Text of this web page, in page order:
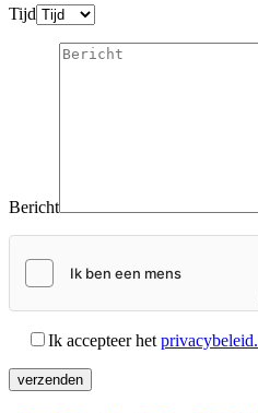
Tijd
Bericht
Ik accepteer het privacybeleid.